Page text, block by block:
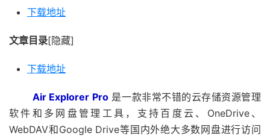
下载地址
文章目录[隐藏]
下载地址
Air Explorer Pro是一款非常不错的云存储资源管理
软件和多网盘管理工具，支持百度云、OneDrive、
WebDAV和Google Drive等国内外绝大多数网盘进行访问